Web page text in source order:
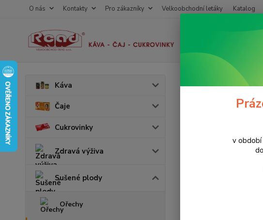
O nás Kontakty Pro zákazníky Velkoobchodní letáky Katalog
Káva
Čaje
Cukrovinky
Zdravá výživa
Sušené plody
Ořechy
Sušené plody
Dr.Ensa
v období